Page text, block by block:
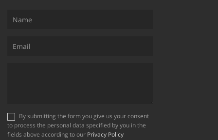
to process the personal data specified by you in the
fields above according to our Privacy Policy